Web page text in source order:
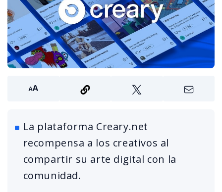
La plataforma Creary.net
recompensa a los creativos al
compartir su arte digital con la
comunidad.